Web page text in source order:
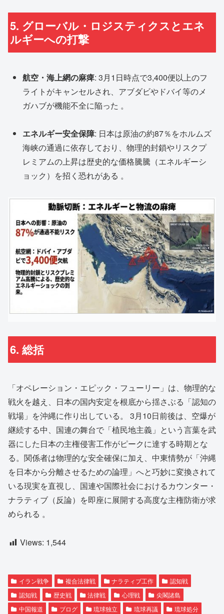
5. グローバル・ロジスティクスとエネ
ルギーへの打撃
航空・海上網の麻痺: 3月1日時点で3,400便以上のフ
ライトがキャンセルされ、アブダビやドバイ等のメ
ガハブが機能不全に陥った 。
エネルギー安全保障: 日本は原油の約87％をホルムズ
海峡の通過に依存しており、物理的封鎖やリスクプ
レミアムの上昇は歴史的な価格騰騰（エネルギーシ
ョック）を招く恐れがある 。
6. 総括
「オペレーション・エピック・フューリー」は、物理的な
戦火を越え、日本の国内安定を根底から揺さぶる「認知の
戦場」を沖縄に作り出している。 3月10日前後は、空爆が
継続する中、国連の舞台で「植民地主義」という言葉を武
器にした日本の主権侵害工作がピークに達する時期とな
る。関係者は物理的な安全確保に加え、中東情勢が「沖縄
を日本から分離させるための論理」へと巧妙に変換されて
いる現実を直視し、国連や国際社会におけるカウンター・
ナラティブ（反論）を即座に展開する高度な主権防衛が求
められる 。
Views: 1,544
イラン戦争 複合法律戦 ナラティブ工作
認知戦
認知戦
歴史戦 法律戦 心理戦
尖閣諸島
中国報道
ブログ 琉球独立 琉球再議
琉球処分